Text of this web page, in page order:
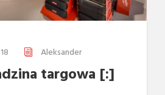
Aleksander
targowa [:]